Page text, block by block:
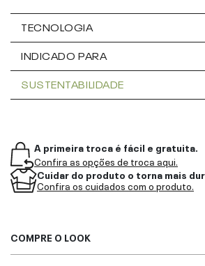
TECNOLOGIA
INDICADO PARA
SUSTENTABILIDADE
A primeira troca é fácil e gratuita.
Confira as opções de troca aqui.
Cuidar do produto o torna mais
Confira os cuidados com o produto.
COMPRE O LOOK